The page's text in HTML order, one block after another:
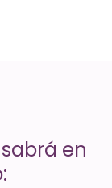
en